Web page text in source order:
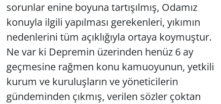
sorunlar enine boyuna tartışılmış, Odamız
konuyla ilgili yapılması gerekenleri, yıkımın
nedenlerini tüm açıklığıyla ortaya koymuştur.
Ne var ki Depremin üzerinden henüz 6 ay
geçmesine rağmen konu kamuoyunun, yetkili
kurum ve kuruluşların ve yöneticilerin
gündeminden çıkmış, verilen sözler çoktan